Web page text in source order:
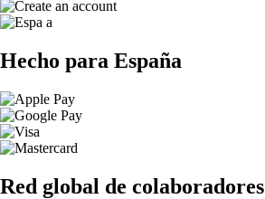
Hecho para España
Red global de colaboradores